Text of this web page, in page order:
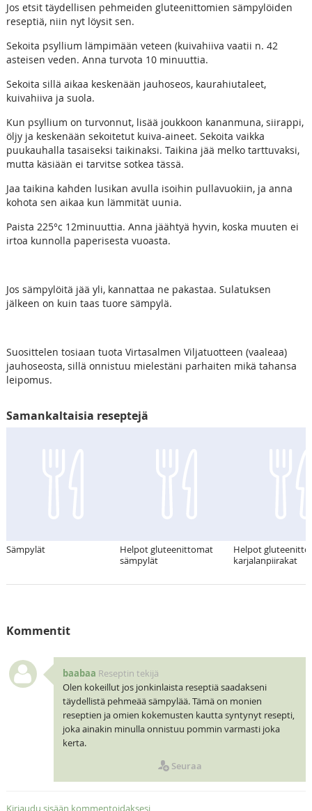
Jos etsit täydellisen pehmeiden gluteenittomien sämpylöiden
reseptiä, niin nyt löysit sen.
Sekoita psyllium lämpimään veteen (kuivahiiva vaatii n. 42
asteisen veden. Anna turvota 10 minuuttia.
Sekoita sillä aikaa keskenään jauhoseos, kaurahiutaleet,
kuivahiiva ja suola.
Kun psyllium on turvonnut, lisää joukkoon kananmuna, siirappi,
öljy ja keskenään sekoitetut kuiva-aineet. Sekoita vaikka
puukauhalla tasaiseksi taikinaksi. Taikina jää melko tarttuvaksi,
mutta käsiään ei tarvitse sotkea tässä.
Jaa taikina kahden lusikan avulla isoihin pullavuokiin, ja anna
kohota sen aikaa kun lämmität uunia.
Paista 225°c 12minuuttia. Anna jäähtyä hyvin, koska muuten ei
irtoa kunnolla paperisesta vuoasta.
Jos sämpylöitä jää yli, kannattaa ne pakastaa. Sulatuksen
jälkeen on kuin taas tuore sämpylä.
Suosittelen tosiaan tuota Virtasalmen Viljatuotteen (vaaleaa)
jauhoseosta, sillä onnistuu mielestäni parhaiten mikä tahansa
leipomus.
Samankaltaisia reseptejä
Sämpylät
Helpot gluteenittomat
sämpylät
Helpot
karjalanpiirakat
Kommentit
baabaa Reseptin tekijä
Olen kokeillut jos jonkinlaista reseptiä saadakseni
täydellistä pehmeää sämpylää. Tämä on monien
reseptien ja omien kokemusten kautta syntynyt resepti,
joka ainakin minulla onnistuu pommin varmasti joka
kerta.
Seuraa